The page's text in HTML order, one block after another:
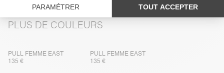
PLUS DE COULEURS
PULL FEMME EAST
135 €
PULL FEMME EAST
135 €